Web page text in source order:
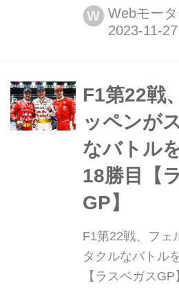
第23戦最終戦ア
長国連邦アブダ
が優勝。2位には
ル・ルクレール
のジョージ・ラ
W Webモー
F1第22戦
ッペンが
なバトル
18勝目【
GP】
F1第22戦、フェ
タクルなバトル
【ラスベガス